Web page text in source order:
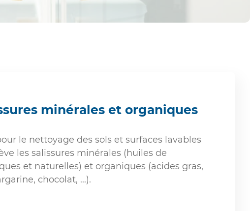
minérales et organiques
le nettoyage des sols et surfaces lavables
les salissures minérales (huiles de
et naturelles) et organiques (acides gras,
chocolat, ...).